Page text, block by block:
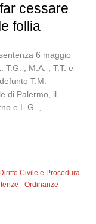
cessare
follia
6 maggio
T.G. , M.A. , T.T. e
T.M. –
di Palermo, il
e L.G. ,
Diritto Civile e Procedura
- Ordinanze